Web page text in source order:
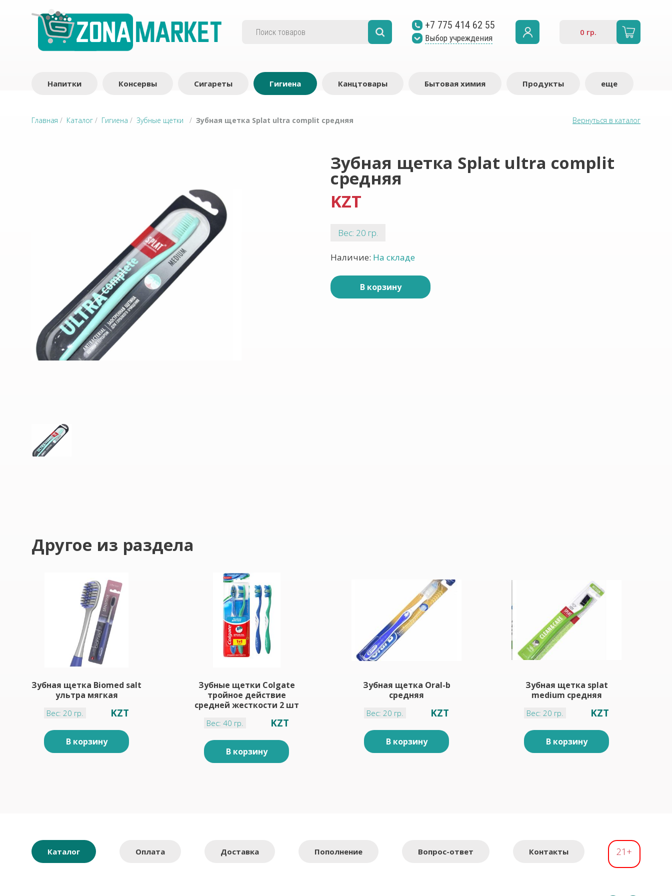
+7 775 414 62 55
Выбор учреждения
0 гр.
Напитки Консервы Сигареты Гигиена Канцтовары Бытовая химия Продукты еще
Главная / Каталог / Гигиена / Зубные щетки / Зубная щетка Splat ultra complit средняя Вернуться в каталог
Зубная щетка Splat ultra complit
средняя
KZT
Вес: 20 гр.
Наличие: На складе
В корзину
Другое из раздела
Зубная щетка Biomed salt
ультра мягкая
Вес: 20 гр. KZT
В корзину
Зубные щетки Colgate
тройное действие
средней жесткости 2 шт
Вес: 40 гр. KZT
В корзину
Зубная щетка Oral-b
средняя
Вес: 20 гр. KZT
В корзину
Зубная щетка splat
medium средняя
Вес: 20 гр. KZT
В корзину
Каталог Оплата Доставка Пополнение Вопрос-ответ Контакты 21+